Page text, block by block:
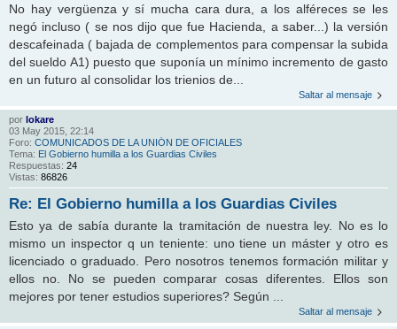
No hay vergüenza y sí mucha cara dura, a los alféreces se les
negó incluso ( se nos dijo que fue Hacienda, a saber...) la versión
descafeinada ( bajada de complementos para compensar la subida
del sueldo A1) puesto que suponía un mínimo incremento de gasto
en un futuro al consolidar los trienios de...
Saltar al mensaje
por lokare
03 May 2015, 22:14
Foro: COMUNICADOS DE LA UNIÓN DE OFICIALES
Tema: El Gobierno humilla a los Guardias Civiles
Respuestas: 24
Vistas: 86826
Re: El Gobierno humilla a los Guardias Civiles
Esto ya de sabía durante la tramitación de nuestra ley. No es lo
mismo un inspector q un teniente: uno tiene un máster y otro es
licenciado o graduado. Pero nosotros tenemos formación militar y
ellos no. No se pueden comparar cosas diferentes. Ellos son
mejores por tener estudios superiores? Según ...
Saltar al mensaje